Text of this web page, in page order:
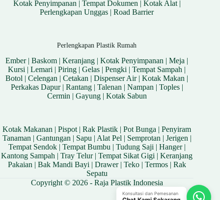
Kotak Penyimpanan | Tempat Dokumen | Kotak Alat|
Perlengkapan Unggas |Road Barrier
Perlengkapan Plastik Rumah
Ember|Baskom |Keranjang |Kotak Penyimpanan |Meja |
Kursi |Lemari |Piring |Gelas |Pengki |Tempat Sampah |
Botol |Celengan |Cetakan |Dispenser Air|Kotak Makan |
Perkakas Dapur| Rantang| Talenan| Nampan| Toples|
Cermin| Gayung| Kotak Sabun
Kotak Makanan |Pispot|Rak Plastik |Pot Bunga |Penyiram
Tanaman| Gantungan| Sapu| Alat Pel| Semprotan| Jerigen|
Tempat Sendok| Tempat Bumbu| Tudung Saji| Hanger|
Kantong Sampah |Tray Telur|Tempat Sikat Gigi |Keranjang
Pakaian| Bak Mandi Bayi| Drawer| Teko| Termos| Rak
Sepatu
Copyright © 2026 - Raja Plastik Indonesia
Konsultasi dan Pemesanan